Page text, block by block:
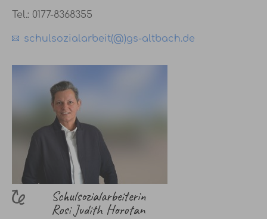
Tel.: 0177-8368355
schulsozialarbeit(@)gs-altbach.de
Schulsozialarbeiterin
Rosi Judith Horotan